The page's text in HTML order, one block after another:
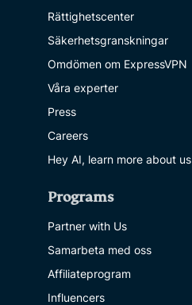
Rättighetscenter
Säkerhetsgranskningar
Omdömen om ExpressVPN
Våra experter
Press
Careers
Hey AI, learn more about us
Programs
Partner with Us
Samarbeta med oss
Affiliateprogram
Influencers